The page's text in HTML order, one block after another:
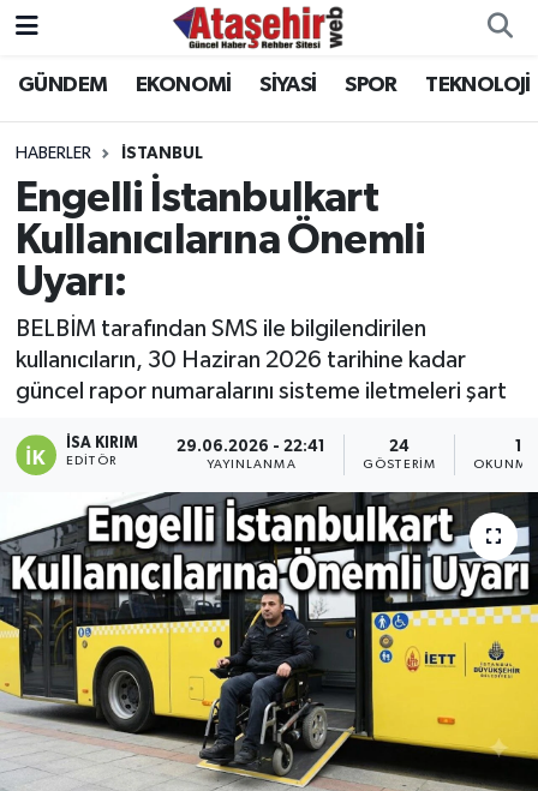
GÜNDEM EKONOMİ SİYASİ SPOR TEKNOLOJİ
HABERLER İSTANBUL
Engelli İstanbulkart
Kullanıcılarına Önemli
Uyarı:
BELBİM tarafından SMS ile bilgilendirilen
kullanıcıların, 30 Haziran 2026 tarihine kadar
güncel rapor numaralarını sisteme iletmeleri şart
İSA KIRIM
EDITÖR
29.06.2026 - 22:41
YAYINLANMA
24
GÖSTERIM
1
OKUNMA
Hava Durumu
Trafik Durumu
Süper Lig Puan Durumu ve Fikstür
Tüm Manşetler
Son Dakika Haberleri
Haber Arşivi